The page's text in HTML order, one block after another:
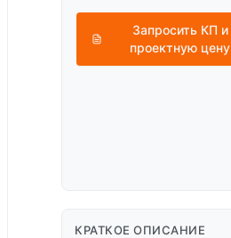
Запросить КП и
проектную цену
КРАТКОЕ ОПИСАНИЕ